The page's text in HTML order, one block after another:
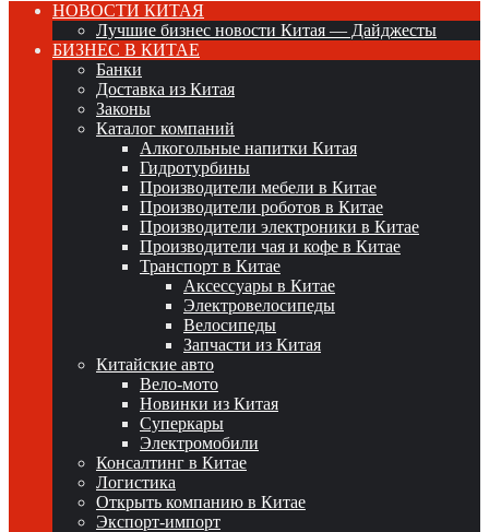
НОВОСТИ КИТАЯ
Лучшие бизнес новости Китая — Дайджесты
БИЗНЕС В КИТАЕ
Банки
Доставка из Китая
Законы
Каталог компаний
Алкогольные напитки Китая
Гидротурбины
Производители мебели в Китае
Производители роботов в Китае
Производители электроники в Китае
Производители чая и кофе в Китае
Транспорт в Китае
Аксессуары в Китае
Электровелосипеды
Велосипеды
Запчасти из Китая
Китайские авто
Вело-мото
Новинки из Китая
Суперкары
Электромобили
Консалтинг в Китае
Логистика
Открыть компанию в Китае
Экспорт-импорт